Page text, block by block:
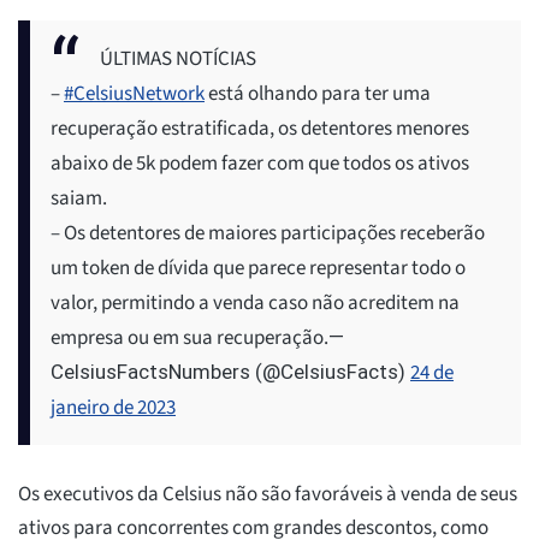
ÚLTIMAS NOTÍCIAS
–#CelsiusNetworkestá olhando para ter uma
recuperação estratificada, os detentores menores
abaixo de 5k podem fazer com que todos os ativos
saiam.
– Os detentores de maiores participações receberão
um token de dívida que parece representar todo o
valor, permitindo a venda caso não acreditem na
empresa ou em sua recuperação.—
CelsiusFactsNumbers (@CelsiusFacts) 24 de
janeiro de 2023
Os executivos da Celsius não são favoráveis à venda de seus
ativos para concorrentes com grandes descontos, como